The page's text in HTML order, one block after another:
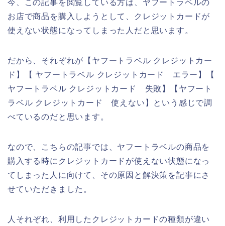
今、この記事を閲覧している方は、ヤフートラベルの
お店で商品を購入しようとして、クレジットカードが
使えない状態になってしまった人だと思います。
だから、それぞれが【ヤフートラベル クレジットカー
ド】【 ヤフートラベル クレジットカード エラー】【
ヤフートラベル クレジットカード 失敗】【ヤフート
ラベル クレジットカード 使えない】という感じで調
べているのだと思います。
なので、こちらの記事では、ヤフートラベルの商品を
購入する時にクレジットカードが使えない状態になっ
てしまった人に向けて、その原因と解決策を記事にさ
せていただきました。
人それぞれ、利用したクレジットカードの種類が違い